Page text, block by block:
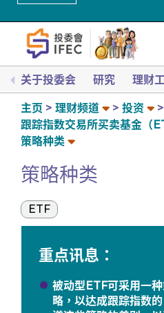
关于投委会 研究 理财
主页 理财频道 投资
跟踪指数交易所买卖基金（
策略种类
策略种类
ETF
重点讯息：
被动型ETF可采用一
略，以达成跟踪指数